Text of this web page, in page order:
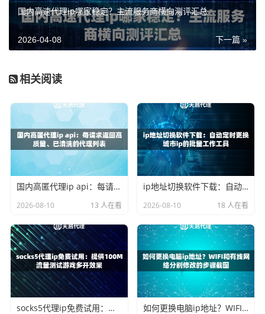
禁。
2. 数据泄露风险：主要发生在使用不加密的HTTP协议或不
可信的服务商时。你的访问数据（包括账号密码等敏感信
3. 业务稳定性风险：
响数据采集、自动化流程等业务的效率和质量。
4. 法律合规风险：无论使用何种工具，从事的活动本身必须
遵守法律法规。代理IP作为一种中立的网络技术，其合法性
取决于具体用途。
规避上述风险，你需要一套正确的操作方法。
核心原则：选择对的服务商 + 采用正确的使用策略。
第一步：精准选择服务商
选择服务商时，不能只看价格，要像挑选商业伙伴一样考察
国内高速代理ip哪家稳定？主流服务商横向测评汇总
下一篇 »
2026-04-08
相关阅读
国内高匿代理ip api：每请求返回高质量、已清洗的代理列表
2026-08-10 13 人在看
ip地址切换软件下载：自动定时更换城市ip的批量工作工具
2026-08-10 18 人在看
socks5代理ip免费试用：提供100M流量测试游戏多开效果 如何更换电脑ip地址？WIFI和有线网络分别修改的步骤截图